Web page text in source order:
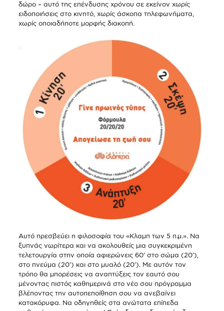
δώρο – αυτό της επένδυσης χρόνου σε εκείνον χωρίς
ειδοποιήσεις στο κινητό, χωρίς άσκοπα τηλεφωνήματα,
χωρίς οποιαδήποτε μορφής διακοπή.
Αυτό πρεσβεύει η φιλοσοφία του «Κλαμπ των 5 π.μ.». Να
ξυπνάς νωρίτερα και να ακολουθείς μια συγκεκριμένη
τελετουργία στην οποία αφιερώνεις 60’ στο σώμα (20’),
στο πνεύμα (20’) και στο μυαλό (20’). Με αυτόν τον
τρόπο θα μπορέσεις να αναπτύξεις τον εαυτό σου
μένοντας πιστός καθημερινά στο νέο σου πρόγραμμα
βλέποντας την αυτοπεποίθηση σου να ανεβαίνει
κατακόρυφα. Να οδηγηθείς στα ανώτατα επίπεδα